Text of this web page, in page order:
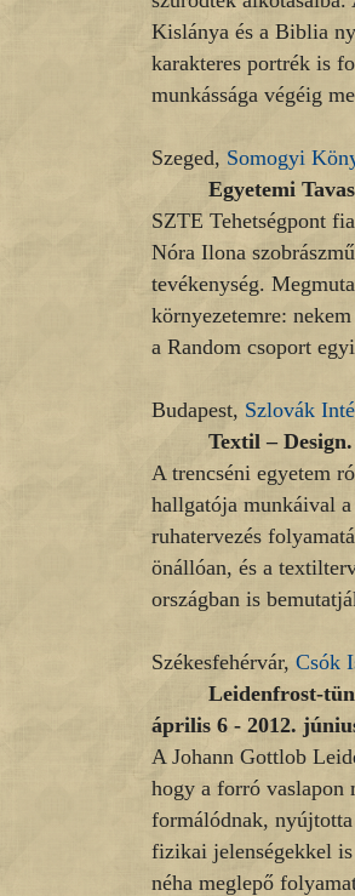
Kislánya és a Biblia
karakteres portrék is
munkássága végéig
Szeged, Somogyi
Egyetemi
SZTE Tehetségpont
Nóra Ilona
tevékenység.
környezetemre:
a Random csoport
Budapest, Szlovák
Textil –
A trencséni egyetem
hallgatója munkáival
ruhatervezés
önállóan, és a
országban is
Székesfehérvár, Csók
Leidenfrost-
április 6 - 2012.
A Johann Gottlob
hogy a forró vaslapon
formálódnak,
fizikai jelenségekkel
néha meglepő